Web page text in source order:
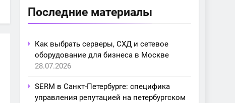
Последние материалы
Как выбрать серверы, СХД и сетевое
оборудование для бизнеса в Москве
28.07.2026
SERM в Санкт-Петербурге: специфика
управления репутацией на петербургском